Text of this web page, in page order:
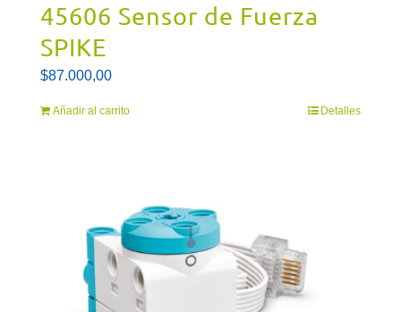
45606 Sensor de Fuerza
SPIKE
$87.000,00
Añadir al carrito Detalles